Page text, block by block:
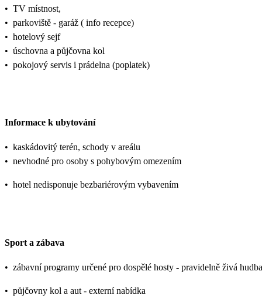
• TV místnost,
• parkoviště - garáž ( info recepce)
• hotelový sejf
• úschovna a půjčovna kol
• pokojový servis i prádelna (poplatek)
Informace k ubytování
• kaskádovitý terén, schody v areálu
• nevhodné pro osoby s pohybovým omezením
• hotel nedisponuje bezbariérovým vybavením
Sport a zábava
• zábavní programy určené pro dospělé hosty - pravidelně živá hudba
• půjčovny kol a aut - externí nabídka